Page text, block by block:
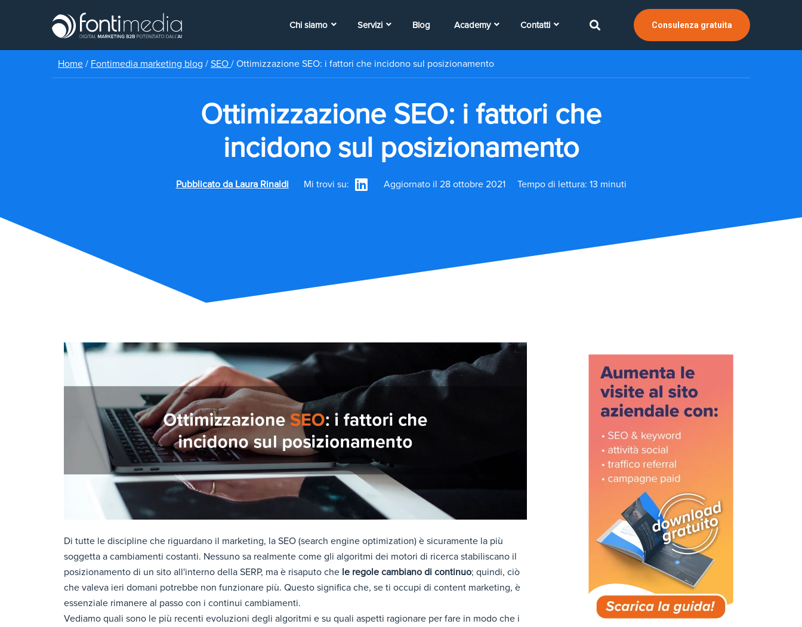
Chi siamo Servizi Blog Academy Contatti Consulenza gratuita
Home / Fontimedia marketing blog / SEO / Ottimizzazione SEO: i fattori che incidono sul posizionamento
Ottimizzazione SEO: i fattori che
incidono sul posizionamento
Pubblicato da Laura Rinaldi Mi trovi su: Aggiornato il 28 ottobre 2021 Tempo di lettura: 13 minuti
Di tutte le discipline che riguardano il marketing, la SEO (search engine optimization) è sicuramente la più
soggetta a cambiamenti costanti. Nessuno sa realmente come gli algoritmi dei motori di ricerca stabiliscano il
posizionamento di un sito all'interno della SERP, ma è risaputo che le regole cambiano di continuo; quindi, ciò
che valeva ieri domani potrebbe non funzionare più. Questo significa che, se ti occupi di content marketing, è
essenziale rimanere al passo con i continui cambiamenti.
Vediamo quali sono le più recenti evoluzioni degli algoritmi e su quali aspetti ragionare per fare in modo che i